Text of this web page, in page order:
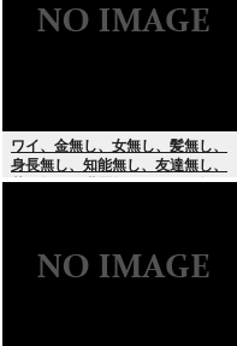
ワイ、金無し、女無し、髪無し、
身長無し、知能無し、友達無し、
若さ無し、職歴無し、やる気無し